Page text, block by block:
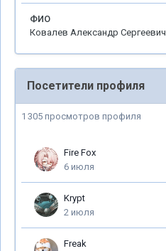
ФИО
Ковалев Александр Сергеевич
Посетители профиля
1 305 просмотров профиля
Fire Fox
6 июля
Krypt
2 июля
Freak